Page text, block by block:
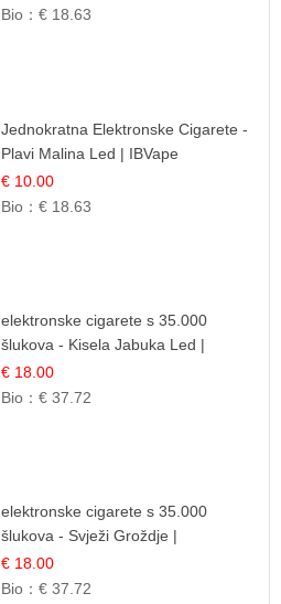
Mješavina
Bio：€ 18.63
Jednokratna Elektronske Cigarete -
Plavi Malina Led | IBVape
€ 10.00
Bio：€ 18.63
elektronske cigarete s 35.000
šlukova - Kisela Jabuka Led |
Osježavajući Kiselo-Slatki Okus
€ 18.00
Bio：€ 37.72
elektronske cigarete s 35.000
šlukova - Svježi Groždje |
Osježavajuća Voćna Aroma
€ 18.00
Bio：€ 37.72